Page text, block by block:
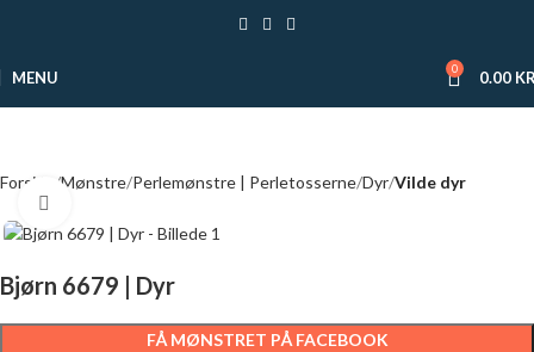
MENU 0 0.00
Forside Mønstre Perlemønstre | Perletosserne Dyr Vilde dyr
Bjørn 6679 | Dyr
FÅ MØNSTRET PÅ FACEBOOK